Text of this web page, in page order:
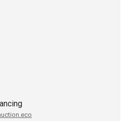
IAS.
– BYGGING.
lasteskip).
(ingen lugarer).